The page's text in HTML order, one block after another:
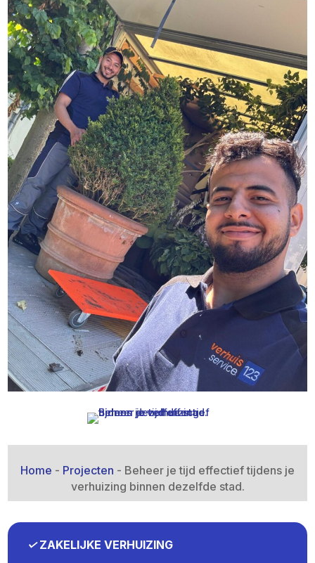
Home - Projecten - Beheer je tijd effectief tijdens je
verhuizing binnen dezelfde stad.​
✓ZAKELIJKE VERHUIZING